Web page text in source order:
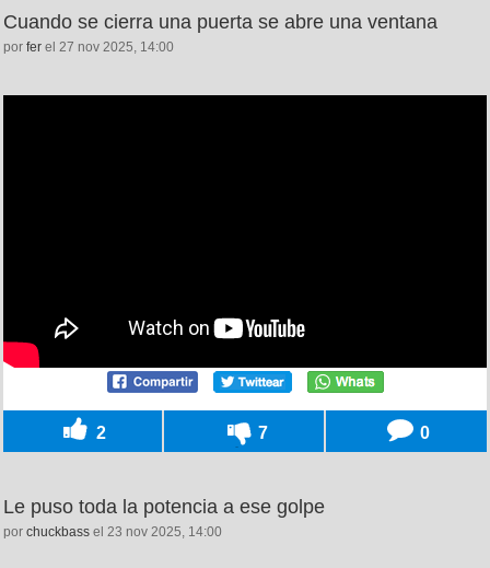
Cuando se cierra una puerta se abre una ventana
por fer el 27 nov 2025, 14:00
2 7 0
Le puso toda la potencia a ese golpe
por chuckbass el 23 nov 2025, 14:00